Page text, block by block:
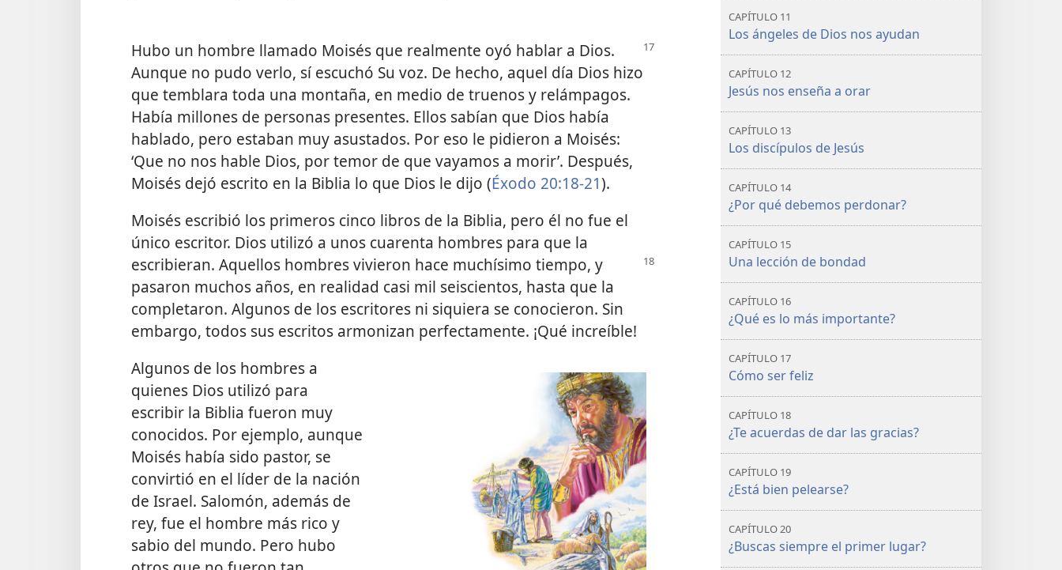
Hubo un hombre llamado Moisés que realmente oyó hablar a Dios.
Aunque no pudo verlo, sí escuchó Su voz. De hecho, aquel día Dios hizo
que temblara toda una montaña, en medio de truenos y relámpagos.
Había millones de personas presentes. Ellos sabían que Dios había
hablado, pero estaban muy asustados. Por eso le pidieron a Moisés:
‘Que no nos hable Dios, por temor de que vayamos a morir’. Después,
Moisés dejó escrito en la Biblia lo que Dios le dijo (Éxodo 20:18-21).
Moisés escribió los primeros cinco libros de la Biblia, pero él no fue el
único escritor. Dios utilizó a unos cuarenta hombres para que la
escribieran. Aquellos hombres vivieron hace muchísimo tiempo, y
pasaron muchos años, en realidad casi mil seiscientos, hasta que la
completaron. Algunos de los escritores ni siquiera se conocieron. Sin
embargo, todos sus escritos armonizan perfectamente. ¡Qué increíble!
Algunos de los hombres a
quienes Dios utilizó para
escribir la Biblia fueron muy
conocidos. Por ejemplo, aunque
Moisés había sido pastor, se
convirtió en el líder de la nación
de Israel. Salomón, además de
rey, fue el hombre más rico y
sabio del mundo. Pero hubo
CAPÍTULO 11
Los ángeles de Dios nos ayudan
CAPÍTULO 12
Jesús nos enseña a orar
CAPÍTULO 13
Los discípulos de Jesús
CAPÍTULO 14
¿Por qué debemos perdonar?
CAPÍTULO 15
Una lección de bondad
CAPÍTULO 16
¿Qué es lo más importante?
CAPÍTULO 17
Cómo ser feliz
CAPÍTULO 18
¿Te acuerdas de dar las gracias?
CAPÍTULO 19
¿Está bien pelearse?
CAPÍTULO 20
¿Buscas siempre el primer lugar?